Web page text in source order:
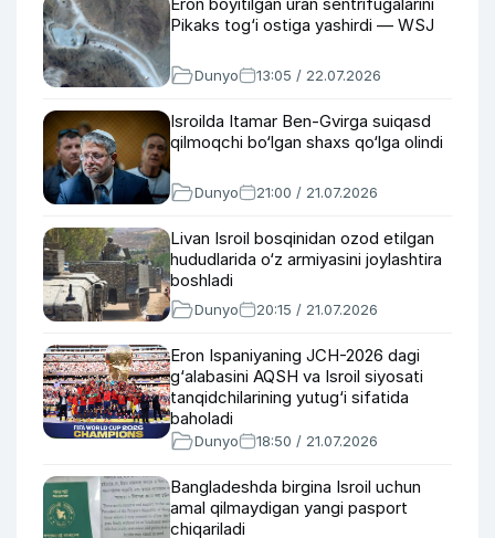
Pikaks tog‘i ostiga yashirdi — WSJ
Dunyo 13:05 / 22.07.2026
Isroilda Itamar Ben-Gvirga suiqasd
qilmoqchi bo‘lgan shaxs qo‘lga olindi
Dunyo 21:00 / 21.07.2026
Livan Isroil bosqinidan ozod etilgan
hududlarida o‘z armiyasini joylashtira
boshladi
Dunyo 20:15 / 21.07.2026
Eron Ispaniyaning JCH-2026 dagi
g‘alabasini AQSH va Isroil siyosati
tanqidchilarining yutug‘i sifatida
baholadi
Dunyo 18:50 / 21.07.2026
Bangladeshda birgina Isroil uchun
amal qilmaydigan yangi pasport
chiqariladi